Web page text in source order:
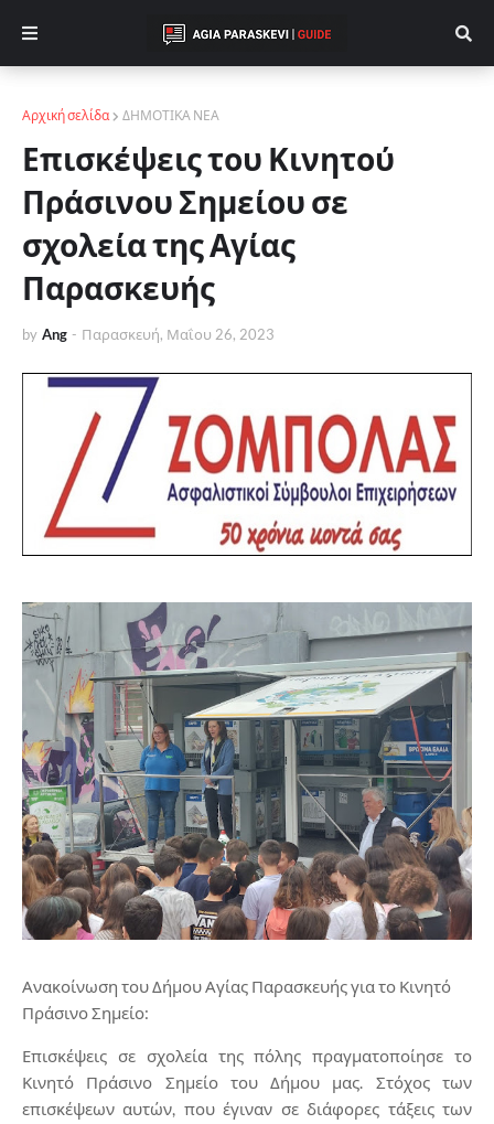
Αρχική σελίδα ΔΗΜΟΤΙΚΑ ΝΕΑ
Επισκέψεις του Κινητού
Πράσινου Σημείου σε
σχολεία της Αγίας
Παρασκευής
by Ang - Παρασκευή, Μαΐου 26, 2023
Ανακοίνωση του Δήμου Αγίας Παρασκευής για το Κινητό
Πράσινο Σημείο:
Επισκέψεις σε σχολεία της πόλης πραγματοποίησε το
Κινητό Πράσινο Σημείο του Δήμου μας. Στόχος των
επισκέψεων αυτών, που έγιναν σε διάφορες τάξεις των